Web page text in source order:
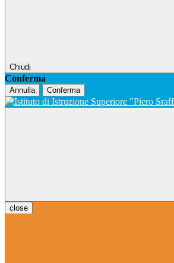
Chiudi
Conferma
Annulla Conferma
close